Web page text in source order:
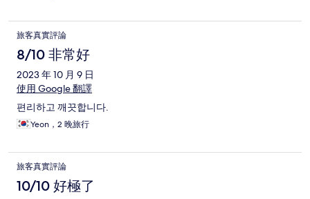
旅客真實評論
8/10 非常好
2023 年 10 月 9 日
使用 Google 翻譯
편리하고 깨끗합니다.
Yeon，2 晚旅行
旅客真實評論
10/10 好極了